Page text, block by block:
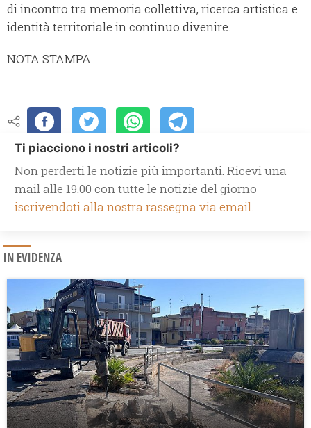
di incontro tra memoria collettiva, ricerca artistica e
identità territoriale in continuo divenire.
NOTA STAMPA
Ti piacciono i nostri articoli?
Non perderti le notizie più importanti. Ricevi una
mail alle 19.00 con tutte le notizie del giorno
iscrivendoti alla nostra rassegna via email.
IN EVIDENZA